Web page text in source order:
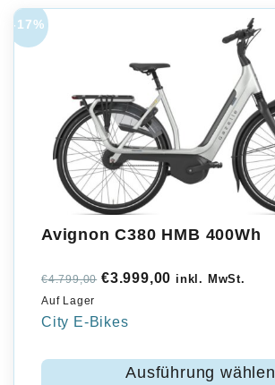
-17%
Avignon C380 HMB 400Wh
€4.799,00 Ursprünglicher
€4.799,00
€3.999,00 Aktueller
€3.999,00.
inkl. MwSt.
Auf Lager
City E-Bikes
Ausführung wählen